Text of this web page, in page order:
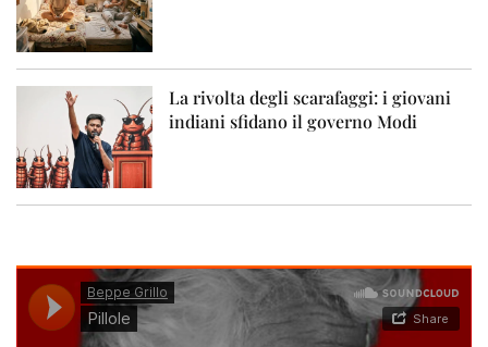
La rivolta degli scarafaggi: i giovani
indiani sfidano il governo Modi